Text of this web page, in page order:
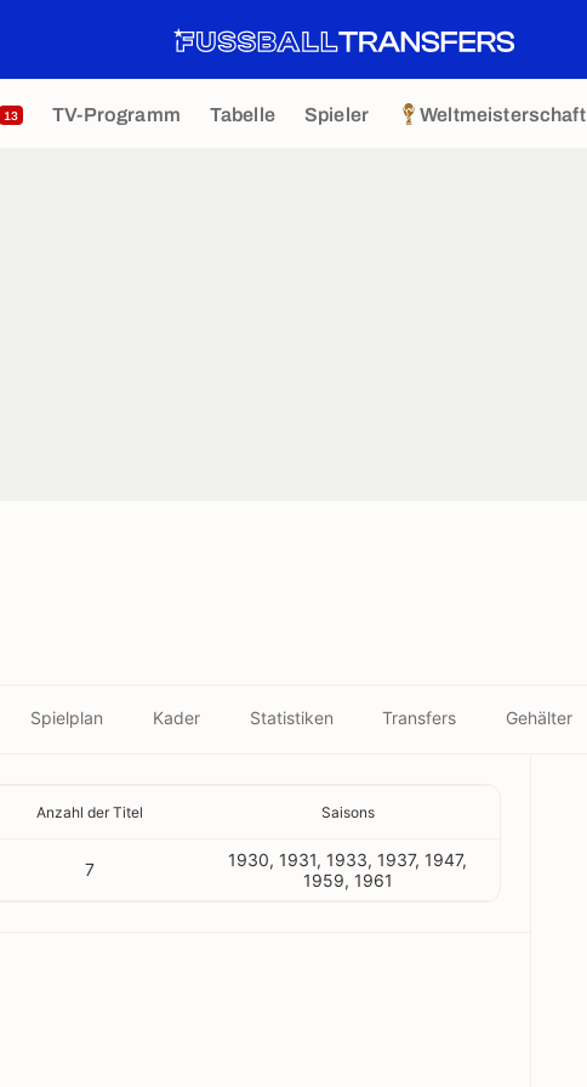
13 TV-Programm Tabelle Spieler Weltmeisterschaft
Spielplan Kader Statistiken Transfers Gehälter
Anzahl der Titel Saisons
7
1930, 1931, 1933, 1937, 1947,
1959, 1961